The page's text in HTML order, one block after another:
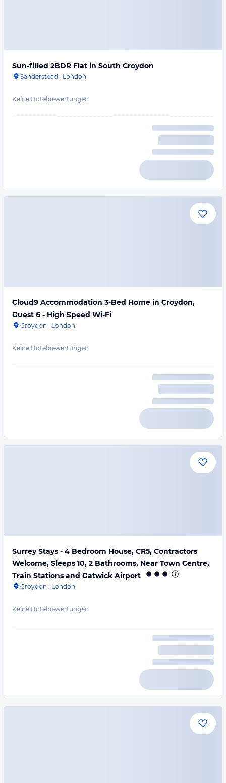
Sun-filled 2BDR Flat in South Croydon
Sanderstead · London
Keine Hotelbewertungen
Cloud9 Accommodation 3-Bed Home in Croydon,
Guest 6 - High Speed Wi-Fi
Croydon · London
Keine Hotelbewertungen
Surrey Stays - 4 Bedroom House, CR5, Contractors
Welcome, Sleeps 10, 2 Bathrooms, Near Town Centre,
Train Stations and Gatwick Airport
Croydon · London
Keine Hotelbewertungen